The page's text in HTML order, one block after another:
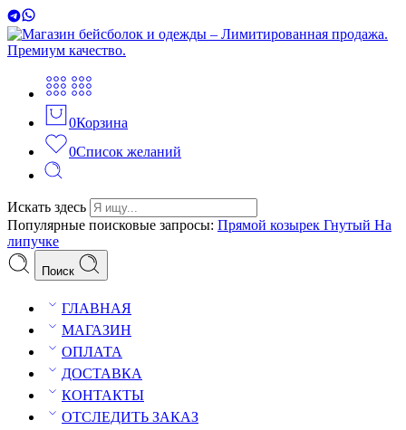
0Корзина
0Список желаний
Искать здесь
Популярные поисковые запросы: Прямой козырек Гнутый На
липучке
Поиск
ГЛАВНАЯ
МАГАЗИН
ОПЛАТА
ДОСТАВКА
КОНТАКТЫ
ОТСЛЕДИТЬ ЗАКАЗ